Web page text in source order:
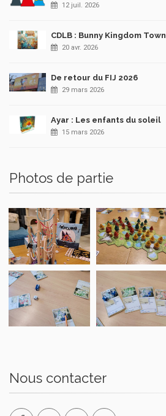
12 juil. 2026
CDLB : Bunny Kingdom Town
20 avr. 2026
De retour du FIJ 2026
29 mars 2026
Ayar : Les enfants du soleil
15 mars 2026
Photos de partie
Nous contacter